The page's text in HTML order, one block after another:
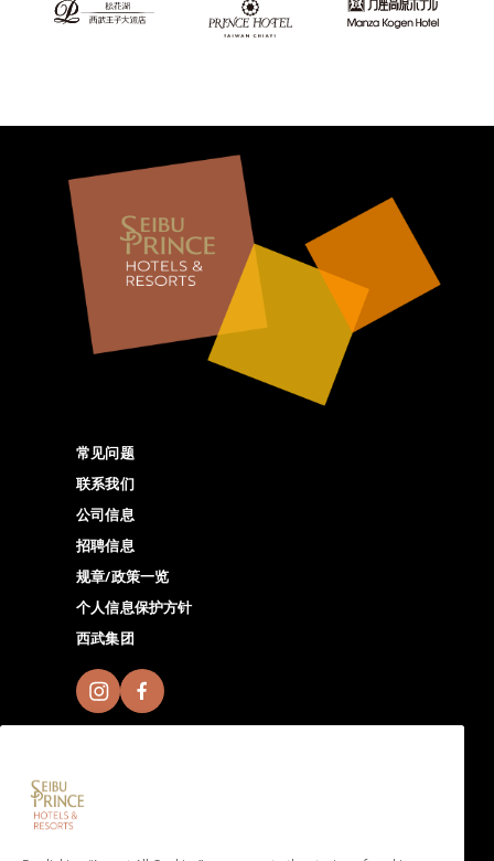
常见问题
联系我们
公司信息
招聘信息
规章/政策一览
个人信息保护方针
西武集团